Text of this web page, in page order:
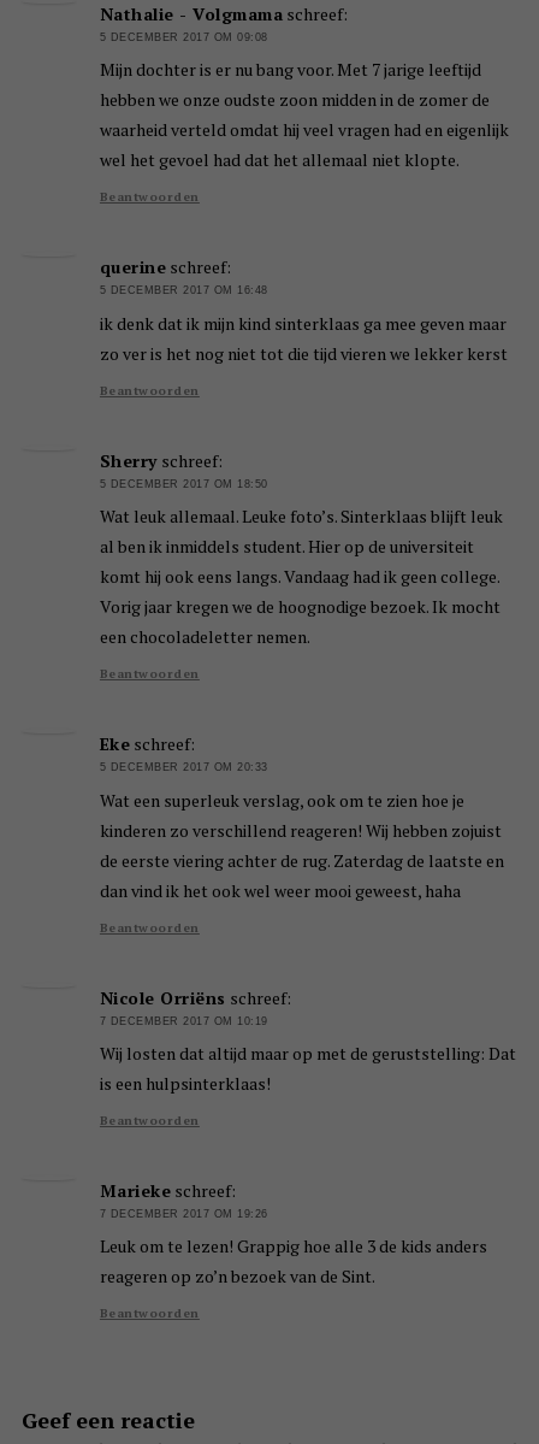
Nathalie - Volgmama schreef:
5 DECEMBER 2017 OM 09:08
Mijn dochter is er nu bang voor. Met 7 jarige leeftijd
hebben we onze oudste zoon midden in de zomer de
waarheid verteld omdat hij veel vragen had en eigenlijk
wel het gevoel had dat het allemaal niet klopte.
Beantwoorden
querine schreef:
5 DECEMBER 2017 OM 16:48
ik denk dat ik mijn kind sinterklaas ga mee geven maar
zo ver is het nog niet tot die tijd vieren we lekker kerst
Beantwoorden
Sherry schreef:
5 DECEMBER 2017 OM 18:50
Wat leuk allemaal. Leuke foto’s. Sinterklaas blijft leuk
al ben ik inmiddels student. Hier op de universiteit
komt hij ook eens langs. Vandaag had ik geen college.
Vorig jaar kregen we de hoognodige bezoek. Ik mocht
een chocoladeletter nemen.
Beantwoorden
Eke schreef:
5 DECEMBER 2017 OM 20:33
Wat een superleuk verslag, ook om te zien hoe je
kinderen zo verschillend reageren! Wij hebben zojuist
de eerste viering achter de rug. Zaterdag de laatste en
dan vind ik het ook wel weer mooi geweest, haha
Beantwoorden
Nicole Orriëns schreef:
7 DECEMBER 2017 OM 10:19
Wij losten dat altijd maar op met de geruststelling: Dat
is een hulpsinterklaas!
Beantwoorden
Marieke schreef:
7 DECEMBER 2017 OM 19:26
Leuk om te lezen! Grappig hoe alle 3 de kids anders
reageren op zo’n bezoek van de Sint.
Beantwoorden
Geef een reactie